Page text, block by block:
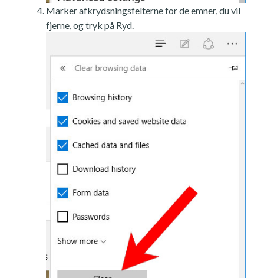
Marker afkrydsningsfelterne for de emner, du vil
fjerne, og tryk på Ryd.